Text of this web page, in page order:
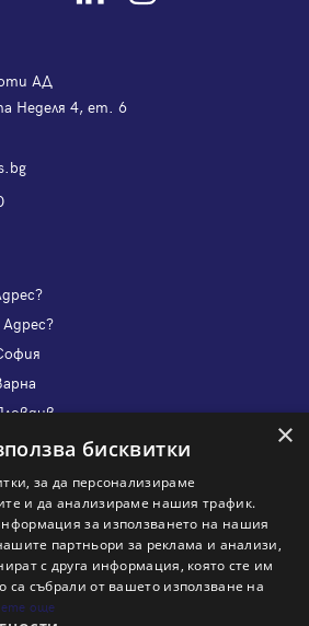
АД
Неделя 4, ет. 6
Адрес?
×
бисквитки
за да персонализираме
и да анализираме нашия трафик.
за използването на нашия
партньори за реклама и анализи,
с друга информация, която сте им
са събрали от вашето използване на
още